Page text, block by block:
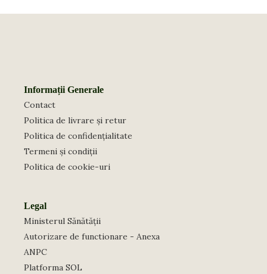
Informații Generale
Contact
Politica de livrare și retur
Politica de confidențialitate
Termeni și condiții
Politica de cookie-uri
Legal
Ministerul Sănătății
Autorizare de functionare - Anexa
ANPC
Platforma SOL